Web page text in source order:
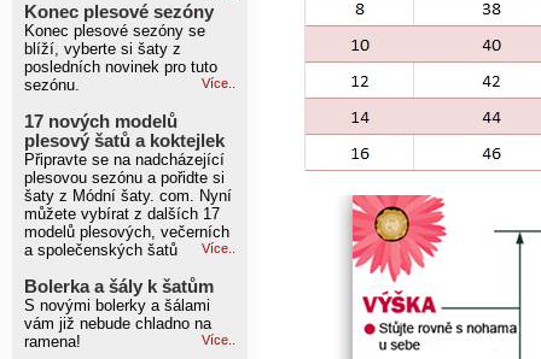
Konec plesové sezóny
Konec plesové sezóny se
blíží, vyberte si šaty z
posledních novinek pro tuto
sezónu.
Více..
17 nových modelů
plesový šatů a koktejlek
Připravte se na nadcházející
plesovou sezónu a pořidte si
šaty z Módní šaty. com. Nyní
můžete vybírat z dalších 17
modelů plesových, večerních
a společenských šatů
Více..
Bolerka a šály k šatům
S novými bolerky a šálami
vám již nebude chladno na
ramena!
Více..